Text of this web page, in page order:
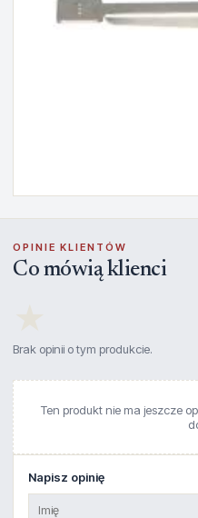
OPINIE KLIENTÓW
Co mówią klienci
Brak opinii o tym produkcie.
Ten produkt nie ma jeszcze
Napisz opinię